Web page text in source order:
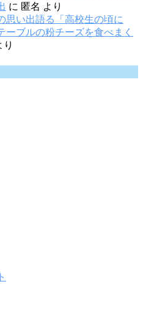
に 匿名 より
い出語る「高校生の頃に
ーブルの粉チーズを食べまく
り